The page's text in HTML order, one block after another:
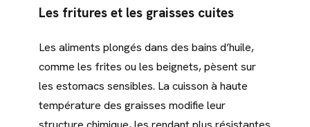
Les fritures et les graisses cuites
Les aliments plongés dans des bains d’huile,
comme les frites ou les beignets, pèsent sur
les estomacs sensibles. La cuisson à haute
température des graisses modifie leur